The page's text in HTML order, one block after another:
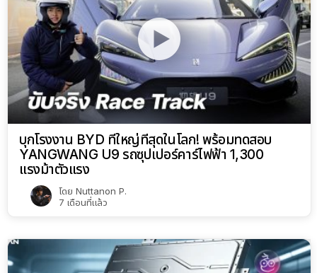
บุกโรงงาน BYD ที่ใหญ่ที่สุดในโลก! พร้อมทดสอบ
YANGWANG U9 รถซุปเปอร์คาร์ไฟฟ้า 1,300
แรงม้าตัวแรง
โดย Nuttanon P.
7 เดือนที่แล้ว